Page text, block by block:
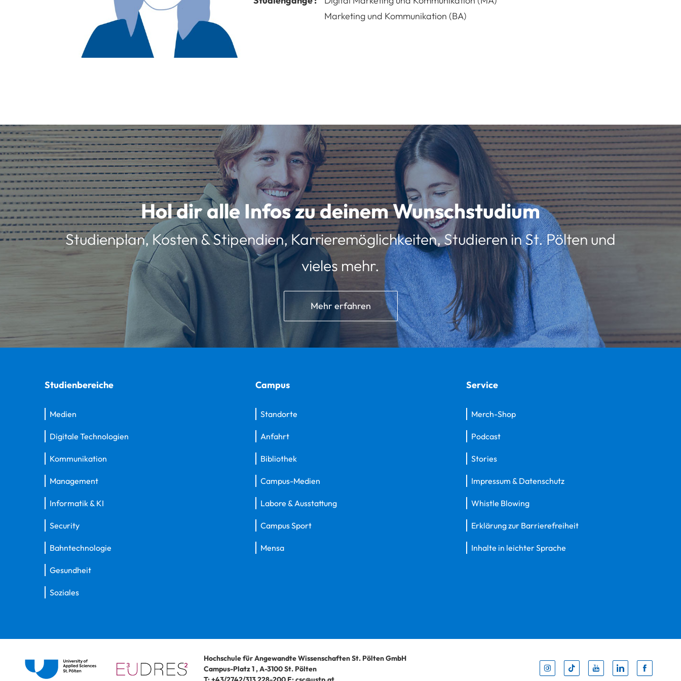
Marketing und Kommunikation (BA)
Hol dir alle Infos zu deinem Wunschstudium
Studienplan, Kosten & Stipendien, Karrieremöglichkeiten, Studieren in St. Pölten und
vieles mehr.
Mehr erfahren
Studienbereiche
Medien
Digitale Technologien
Kommunikation
Management
Informatik & KI
Security
Bahntechnologie
Gesundheit
Soziales
Campus
Standorte
Anfahrt
Bibliothek
Campus-Medien
Labore & Ausstattung
Campus Sport
Mensa
Service
Merch-Shop
Podcast
Stories
Impressum & Datenschutz
Whistle Blowing
Erklärung zur Barrierefreiheit
Inhalte in leichter Sprache
Hochschule für Angewandte Wissenschaften St. Pölten GmbH
Campus-Platz 1,A-3100St. Pölten